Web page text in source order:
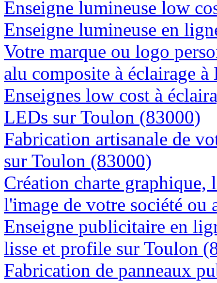
Enseigne lumineuse low
Enseigne lumineuse en
Votre marque ou logo
alu composite à éclairage
Enseignes low cost à
LEDs sur Toulon (83000)
Fabrication artisanale de
sur Toulon (83000)
Création charte graphique,
l'image de votre société
Enseigne publicitaire en
lisse et profile sur Toulon
Fabrication de panneaux